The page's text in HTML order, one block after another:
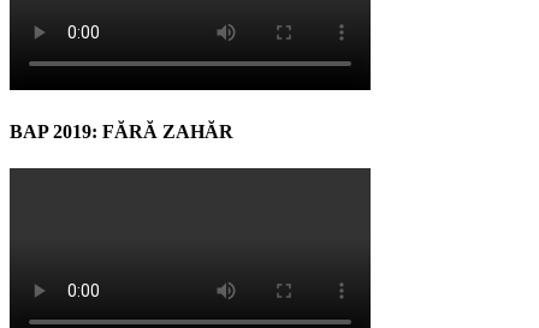
BAP 2019: FĂRĂ ZAHĂR